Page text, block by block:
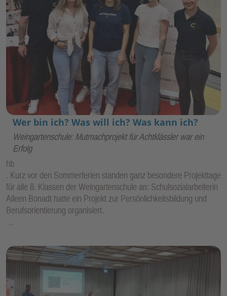
Wer bin ich? Was will ich? Was kann ich?
Weingartenschule: Mutmachprojekt für Achtklässler war ein
Erfolg
hb
. Kurz vor den Sommerferien standen ganz besondere Projekttage
für alle 8. Klassen der Weingartenschule an: Schulsozialarbeiterin
Aileen Bonadt hatte ein Projekt zur Persönlichkeitsbildung und
Berufsorientierung organisiert.
…